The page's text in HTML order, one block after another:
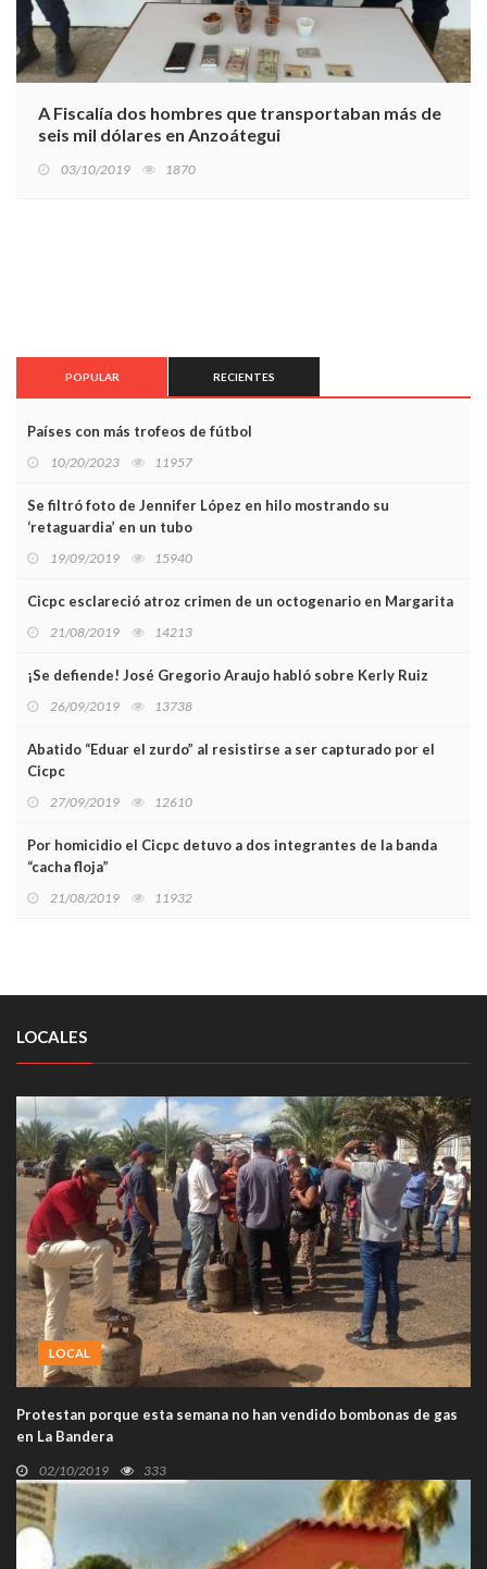
A Fiscalía dos hombres que transportaban más de
seis mil dólares en Anzoátegui
03/10/2019 1870
POPULAR RECIENTES
Países con más trofeos de fútbol
10/20/2023 11957
Se filtró foto de Jennifer López en hilo mostrando su
‘retaguardia’ en un tubo
19/09/2019 15940
Cicpc esclareció atroz crimen de un octogenario en Margarita
21/08/2019 14213
¡Se defiende! José Gregorio Araujo habló sobre Kerly Ruiz
26/09/2019 13738
Abatido “Eduar el zurdo” al resistirse a ser capturado por el
Cicpc
27/09/2019 12610
Por homicidio el Cicpc detuvo a dos integrantes de la banda
“cacha floja”
21/08/2019 11932
LOCALES
LOCAL
Protestan porque esta semana no han vendido bombonas de gas
en La Bandera
02/10/2019 333